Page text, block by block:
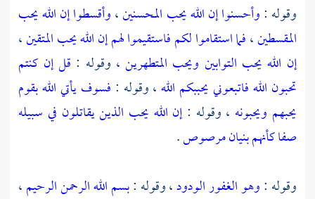
وقوله :وأحسنوا إن الله يحب المحسنين،وأقسطوا إن الله يحب
المقسطين،فما استقاموا لكم فاستقيموا لهم إن الله يحب المتقين،
إن الله يحب التوابين ويحب المتطهرين ، وقوله : قل إن كنتم
تحبون الله فاتبعوني يحببكم الله، وقوله : فسوف يأتي الله بقوم
يحبهم ويحبونه ، وقوله :إن الله يحب الذين يقاتلون في سبيله
صفا كأنهم بنيان مرصوص.
وقوله :وهو الغفور الودود، وقوله :بسم الله الرحمن الرحيم،